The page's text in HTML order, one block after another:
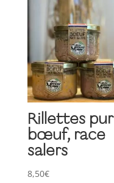
Rillettes pur
bœuf, race
salers
8,50€